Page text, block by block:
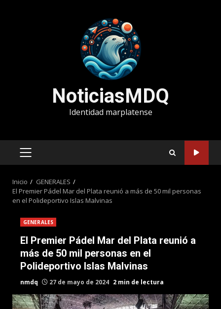
NoticiasMDQ
Identidad marplatense
MENÚ
Inicio
GENERALES
El Premier Pádel Mar del Plata reunió a más de 50 mil personas
en el Polideportivo Islas Malvinas
GENERALES
El Premier Pádel Mar del Plata reunió a
más de 50 mil personas en el
Polideportivo Islas Malvinas
nmdq 27 de mayo de 2024 2 min de lectura